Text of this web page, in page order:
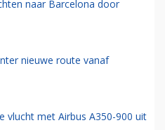
naar Barcelona door
nieuwe route vanaf
vlucht met Airbus A350-900 uit